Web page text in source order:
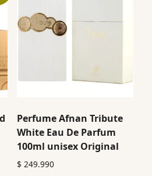
Perfume Afnan Tribute
White Eau De Parfum
100ml unisex Original
$ 249.990